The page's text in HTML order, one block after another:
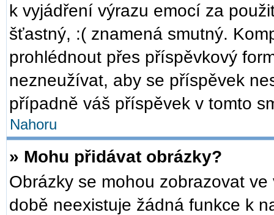
k vyjádření výrazu emocí za
šťastný, :( znamená smutný.
prohlédnout přes příspěvkový
nezneužívat, aby se příspěvek
případně váš příspěvek v tomto
Nahoru
» Mohu přidávat obrázky?
Obrázky se mohou zobrazovat
době neexistuje žádná funkce k